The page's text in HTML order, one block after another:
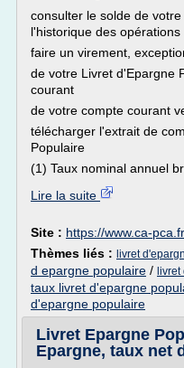
consulter le solde de
l'historique des opérations
faire un virement,
de votre Livret d'Epargne
courant
de votre compte courant
télécharger l'extrait de
Populaire
(1) Taux nominal annuel
Lire la suite
Site : https://www.ca-pca.fr
Thèmes liés : livret
d epargne populaire /
taux livret d'epargne
d'epargne populaire
Livret Epargne
Epargne, taux net